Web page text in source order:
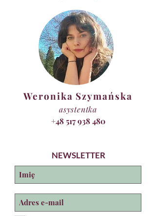
Weronika Szymańska
asystentka
+48 517 938 480
NEWSLETTER